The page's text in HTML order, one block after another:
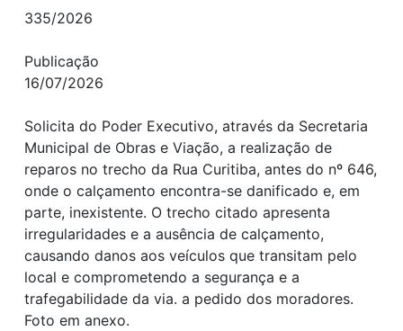
335/2026
Publicação
16/07/2026
Solicita do Poder Executivo, através da Secretaria
Municipal de Obras e Viação, a realização de
reparos no trecho da Rua Curitiba, antes do nº 646,
onde o calçamento encontra-se danificado e, em
parte, inexistente. O trecho citado apresenta
irregularidades e a ausência de calçamento,
causando danos aos veículos que transitam pelo
local e comprometendo a segurança e a
trafegabilidade da via. a pedido dos moradores.
Foto em anexo.